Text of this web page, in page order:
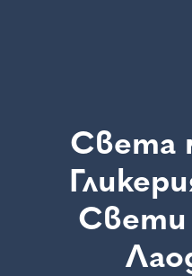
Света
Свети